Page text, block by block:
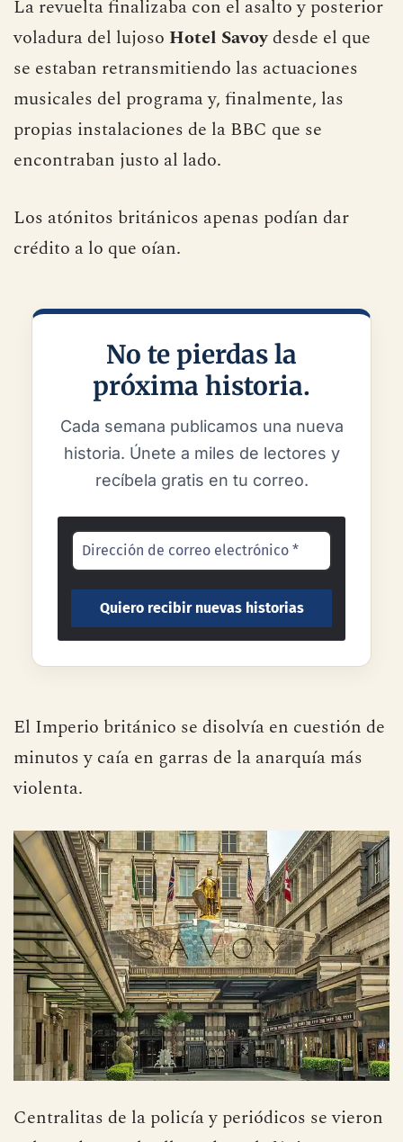
La revuelta finalizaba con el asalto y posterior
voladura del lujoso Hotel Savoy desde el que
se estaban retransmitiendo las actuaciones
musicales del programa y, finalmente, las
propias instalaciones de la BBC que se
encontraban justo al lado.
Los atónitos británicos apenas podían dar
crédito a lo que oían.
No te pierdas la
próxima historia.
Cada semana publicamos una nueva
historia. Únete a miles de lectores y
recíbela gratis en tu correo.
El Imperio británico se disolvía en cuestión de
minutos y caía en garras de la anarquía más
violenta.
Centralitas de la policía y periódicos se vieron